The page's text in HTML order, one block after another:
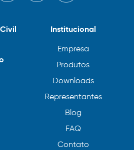
Institucional
Empresa
Produtos
Downloads
Representantes
Blog
FAQ
Contato